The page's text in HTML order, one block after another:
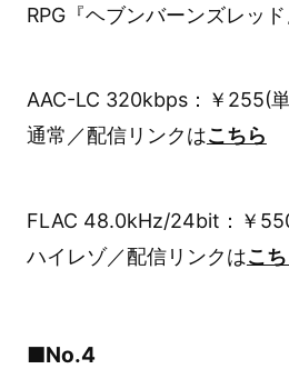
RPG『ヘブンバーンズレッド
AAC-LC 320kbps：￥255(
通常／配信リンクはこちら
FLAC 48.0kHz/24bit：￥
ハイレゾ／配信リンクはこ
■No.4